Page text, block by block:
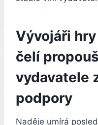
Vývojáři
čelí
vydavatele
podpory
Naděje umírá